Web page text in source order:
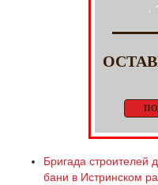
Бригада строителей
бани в Истринском